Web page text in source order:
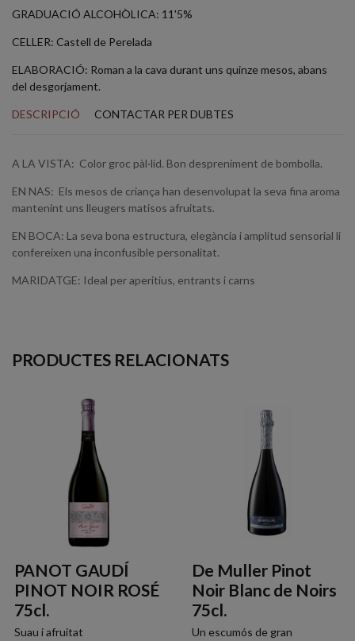
GRADUACIÓ ALCOHÒLICA: 11'5%
CELLER: Castell de Perelada
ELABORACIÓ: Roman a la cava durant uns quinze mesos, abans
del desgorjament.
DESCRIPCIÓ CONTACTAR PER DUBTES
A LA VISTA: Color groc pàl·lid. Bon despreniment de bombolla.
EN NAS: Els mesos de criança han desenvolupat la seva fina aroma
mantenint uns lleugers matisos afruitats.
EN BOCA: La seva bona estructura, elegància i amplitud sensorial li
confereixen una inconfusible personalitat.
MARIDATGE: Ideal per aperitius, entrants i carns
PRODUCTES RELACIONATS
PANOT GAUDÍ
PINOT NOIR ROSÉ
75cl.
Suau i afruitat
De Muller Pinot
Noir Blanc de Noirs
75cl.
Un escumós de gran